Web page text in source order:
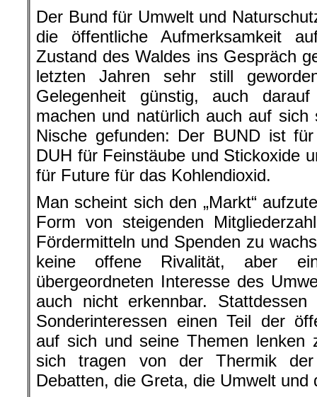
Der Bund für Umwelt und
die öffentliche Aufmerksamkeit
Zustand des Waldes ins Gespräch
letzten Jahren sehr still
Gelegenheit günstig, auch
machen und natürlich auch auf
Nische gefunden: Der BUND ist
DUH für Feinstäube und Stickoxide
für Future für das Kohlendioxid.
Man scheint sich den „Markt“
Form von steigenden
Fördermitteln und Spenden zu
keine offene Rivalität, aber
übergeordneten Interesse des
auch nicht erkennbar.
Sonderinteressen einen Teil der
auf sich und seine Themen lenken
sich tragen von der Thermik
Debatten, die Greta, die Umwelt